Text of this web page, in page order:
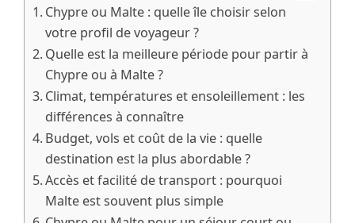
Chypre ou Malte : quelle île choisir selon
votre profil de voyageur ?
Quelle est la meilleure période pour partir à
Chypre ou à Malte ?
Climat, températures et ensoleillement : les
différences à connaître
Budget, vols et coût de la vie : quelle
destination est la plus abordable ?
Accès et facilité de transport : pourquoi
Malte est souvent plus simple